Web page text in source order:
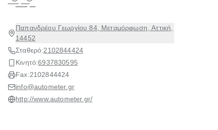
Παπανδρέου Γεωργίου 84, Μεταμόρφωση, Αττική,
14452
Σταθερό:2102844424
Κινητό:6937830595
Fax:2102844424
info@autometer.gr
http://www.autometer.gr/